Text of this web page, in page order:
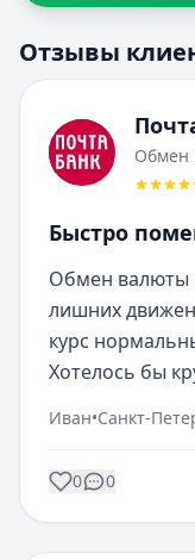
Отзывы
Обмен
Быстро
Обмен валюты
лишних
курс
Хотелось бы
Иван•Санкт-
0 0